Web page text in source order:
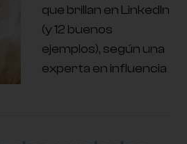
que brillan en LinkedIn
(y 12 buenos
ejemplos), según una
experta en influencia